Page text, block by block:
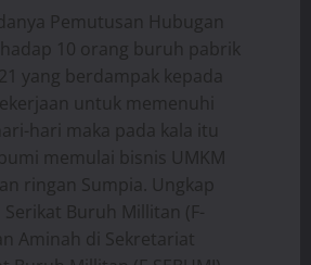
Pemutusan Hubugan
10 orang buruh pabrik
yang berdampak kepada
untuk memenuhi
hari maka pada kala itu
memulai bisnis UMKM
ringan Sumpia. Ungkap
Serikat Buruh Millitan (F-
Aminah di Sekretariat